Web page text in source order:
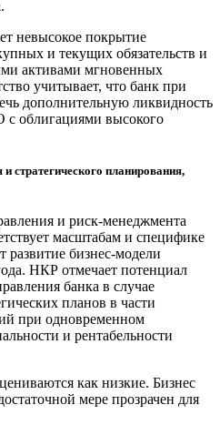
невысокое покрытие
и текущих обязательств и
активами мгновенных
учитывает, что банк при
дополнительную ликвидность
с облигациями высокого
стратегического планирования,
и риск-менеджмента
масштабам и специфике
развитие бизнес-модели
НКР отмечает потенциал
банка в случае
планов в части
при одновременном
и рентабельности
как низкие. Бизнес
мере прозрачен для